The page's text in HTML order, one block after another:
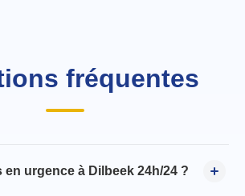
fréquentes
en urgence à Dilbeek 24h/24 ?